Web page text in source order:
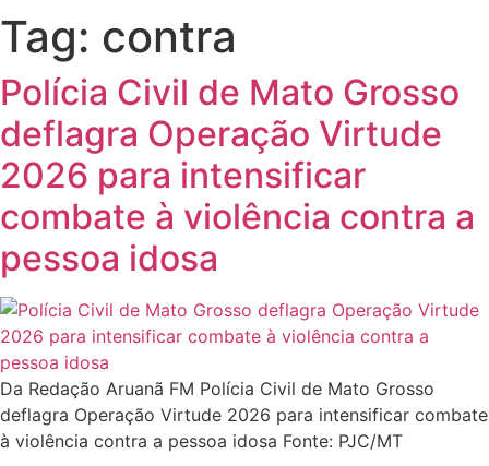
Tag: contra
Polícia Civil de Mato Grosso
deflagra Operação Virtude
2026 para intensificar
combate à violência contra a
pessoa idosa
Da Redação Aruanã FM Polícia Civil de Mato Grosso
deflagra Operação Virtude 2026 para intensificar combate
à violência contra a pessoa idosa Fonte: PJC/MT